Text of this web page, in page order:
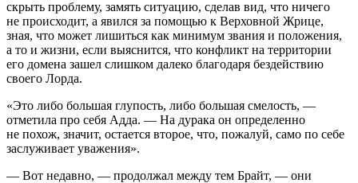
скрыть проблему, замять ситуацию, сделав вид, что ничего
не происходит, а явился за помощью к Верховной Жрице,
зная, что может лишиться как минимум звания и положения,
а то и жизни, если выяснится, что конфликт на территории
его домена зашел слишком далеко благодаря бездействию
своего Лорда.
«Это либо большая глупость, либо большая смелость, —
отметила про себя Адда. — На дурака он определенно
не похож, значит, остается второе, что, пожалуй, само по себе
заслуживает уважения».
— Вот недавно, — продолжал между тем Брайт, — они